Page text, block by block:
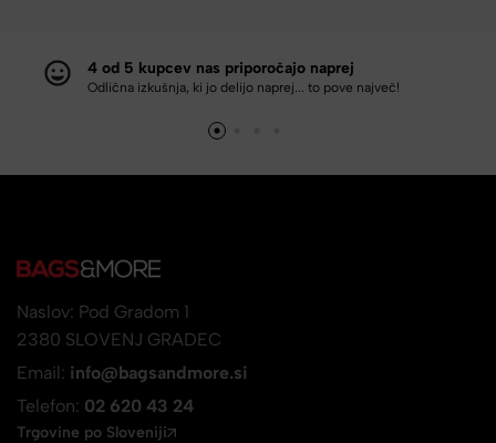
4 od 5 kupcev nas priporočajo naprej
Odlična izkušnja, ki jo delijo naprej... to pove največ!
Naslov: Pod Gradom 1
2380 SLOVENJ GRADEC
Email: info@bagsandmore.si
Telefon: 02 620 43 24
Trgovine po Sloveniji